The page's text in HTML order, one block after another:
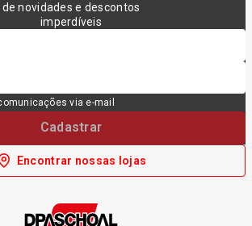
de novidades e descontos
imperdíveis
via e-mail
Cadastrar
Encontrar nossas lojas